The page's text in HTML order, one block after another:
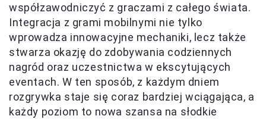
współzawodniczyć z graczami z całego świata.
Integracja z grami mobilnymi nie tylko
wprowadza innowacyjne mechaniki, lecz także
stwarza okazję do zdobywania codziennych
nagród oraz uczestnictwa w ekscytujących
eventach. W ten sposób, z każdym dniem
rozgrywka staje się coraz bardziej wciągająca, a
każdy poziom to nowa szansa na słodkie